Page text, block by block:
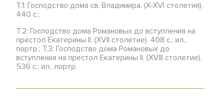
Т.1: Господство дома св. Владимира. (X-XVI столетия).
440 с.;
Т.2: Господство дома Романовых до вступления на
престол Екатерины II. (XVII столетие). 408 с.: ил.,
портр.; Т.3: Господство дома Романовых до
вступления на престол Екатерины II. (XVIII столетие).
536 с.: ил., портр.